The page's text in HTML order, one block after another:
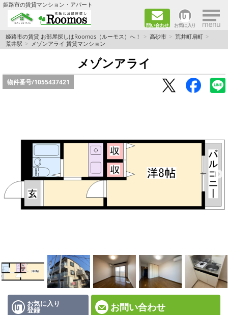
姫路市の賃貸マンション・アパート
問い合わせ お気に入り ×
TOPページ
ファミリー向けの部屋を探す
一人暮らし向けの部屋を探す
敷金礼金0円の部屋を探す
都市ガス&オール電化の部屋を探す
ネット無料の部屋を探す
☆インターネット無料物件☆
☆敷金·礼金0円物件☆
路線·駅から探す
姫路市の賃貸 お部屋探しはRoomos（ルーモス）へ！ 高砂市
荒井町扇町
荒井駅
メゾンアライ 賃貸マンション
メゾンアライ
物件番号/1055437421
お気に入り
登録 お問い合わせ